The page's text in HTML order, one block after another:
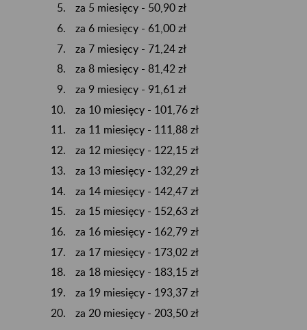
za 5 miesięcy - 50,90 zł
za 6 miesięcy - 61,00 zł
za 7 miesięcy - 71,24 zł
za 8 miesięcy - 81,42 zł
za 9 miesięcy - 91,61 zł
za 10 miesięcy - 101,76 zł
za 11 miesięcy - 111,88 zł
za 12 miesięcy - 122,15 zł
za 13 miesięcy - 132,29 zł
za 14 miesięcy - 142,47 zł
za 15 miesięcy - 152,63 zł
za 16 miesięcy - 162,79 zł
za 17 miesięcy - 173,02 zł
za 18 miesięcy - 183,15 zł
za 19 miesięcy - 193,37 zł
za 20 miesięcy - 203,50 zł